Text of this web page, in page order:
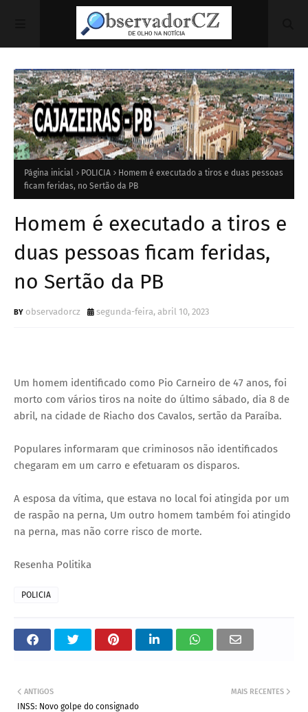
Página inicial POLICIA
Homem é executado a tiros e duas pessoas
ficam feridas, no Sertão da PB
Homem é executado a tiros e
duas pessoas ficam feridas,
no Sertão da PB
observadorcz segunda-feira, abril 10, 2023
Um homem identificado como Pio Carneiro de 47 anos, foi
morto com vários tiros na noite do último sábado, dia 8 de
abril, na cidade de Riacho dos Cavalos, sertão da Paraíba.
Populares informaram que criminosos não identificados
chegaram em um carro e efetuaram os disparos.
A esposa da vítima, que estava no local foi atingida por um
de raspão na perna, Um outro homem também foi atingido
na perna, mas não corre risco de morte.
Resenha Politika
POLICIA
MAIS RECENTES
ANTIGOS
INSS: Novo golpe do consignado